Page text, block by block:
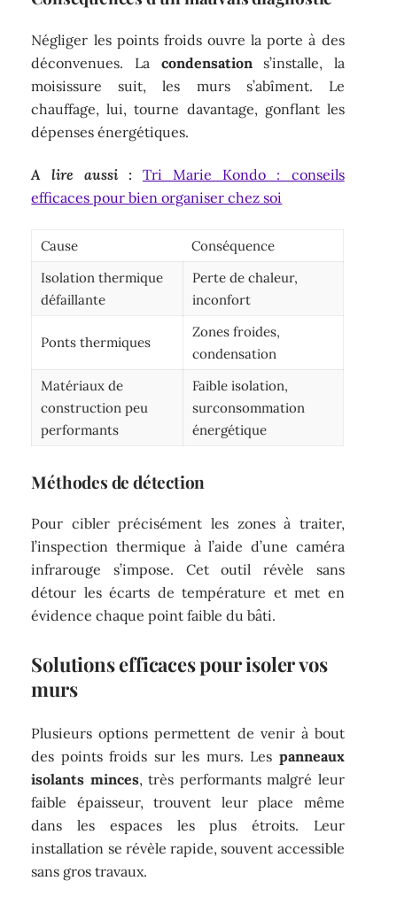
Négliger les points froids ouvre la porte à des
déconvenues. La condensations’installe, la
moisissure suit, les murs s’abîment. Le
chauffage, lui, tourne davantage, gonflant les
dépenses énergétiques.
A lire aussi :
Tri Marie Kondo : conseils
efficaces pour bien organiser chez soi
Cause
Conséquence
Isolation thermique
défaillante
Perte de chaleur,
inconfort
Ponts thermiques
Zones froides,
condensation
Matériaux de
construction peu
performants
Faible isolation,
surconsommation
énergétique
Méthodes de détection
Pour cibler précisément les zones à traiter,
l’inspection thermique à l’aide d’une caméra
infrarouge s’impose. Cet outil révèle sans
détour les écarts de température et met en
évidence chaque point faible du bâti.
Solutions efficaces pour isoler vos
murs
Plusieurs options permettent de venir à bout
des points froids sur les murs. Les panneaux
isolants minces, très performants malgré leur
faible épaisseur, trouvent leur place même
dans les espaces les plus étroits. Leur
installation se révèle rapide, souvent accessible
sans gros travaux.